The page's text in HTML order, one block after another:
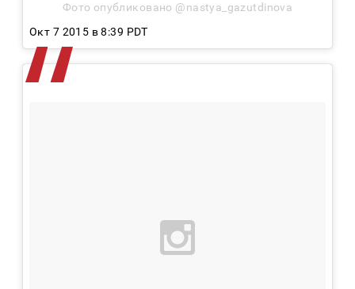
Фото опубликовано @nastya_gazutdinova
Окт 7 2015 в 8:39 PDT